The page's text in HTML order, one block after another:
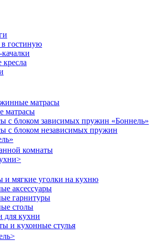
в гостиную
матрасы
матрасы
с блоком зависимых пружин «Боннель»
с блоком независимых пружин
комнаты
>
и мягкие уголки на кухню
аксессуары
гарнитуры
столы
для кухни
и кухонные стулья
>